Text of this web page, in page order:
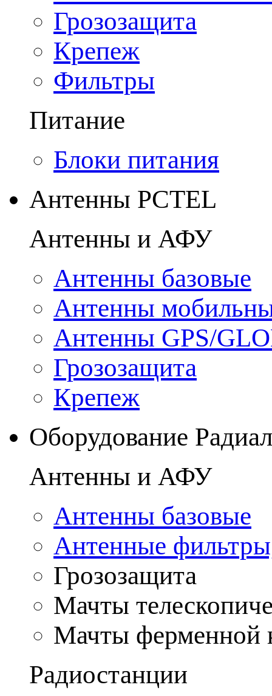
Грозозащита
Крепеж
Фильтры
Питание
Блоки питания
Антенны PCTEL
Антенны и АФУ
Антенны базовые
Антенны
Антенны GPS/
Грозозащита
Крепеж
Оборудование Радиал
Антенны и АФУ
Антенны базовые
Антенные
Грозозащита
Мачты
Мачты ферменной
Радиостанции